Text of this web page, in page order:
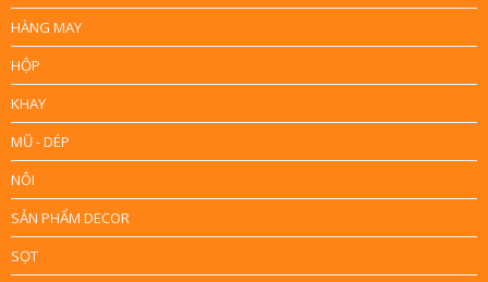
HÀNG MAY
HỘP
KHAY
MŨ - DÉP
NÔI
SẢN PHẨM DECOR
SỌT